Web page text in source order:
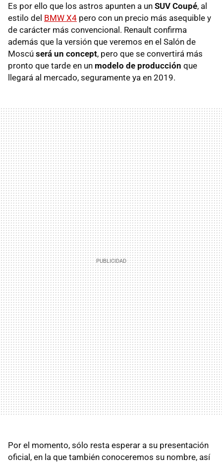
Es por ello que los astros apunten a un SUV Coupé, al
estilo del BMW X4 pero con un precio más asequible y
de carácter más convencional. Renault confirma
además que la versión que veremos en el Salón de
Moscú será un concept, pero que se convertirá más
pronto que tarde en un modelo de producción que
llegará al mercado, seguramente ya en 2019.
Por el momento, sólo resta esperar a su presentación
oficial, en la que también conoceremos su nombre, así